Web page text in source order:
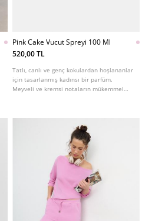
Pink Cake Vucut Spreyi 100 Ml
520,00 TL
Tatlı, canlı ve genç kokulardan hoşlananlar
için tasarlanmış kadınsı bir parfüm.
Meyveli ve kremsi notaların mükemmel
hafif asidik bir açılışla başlar. Kalp
notasındaki çilek genç ve eğlenceli bir
dokunuş katarken, vadi zambağı yumuşak
ve feminen bir çiçeksi etki bırakır. Dip
notalardaki vanilya ve kehribar ise kokuyu
sıcak ve kremsi bir yumuşaklıkla sarmalar.
Neşeli, tatlı ve enerjik bir parfüm arayan
kadınlar için idealdir.